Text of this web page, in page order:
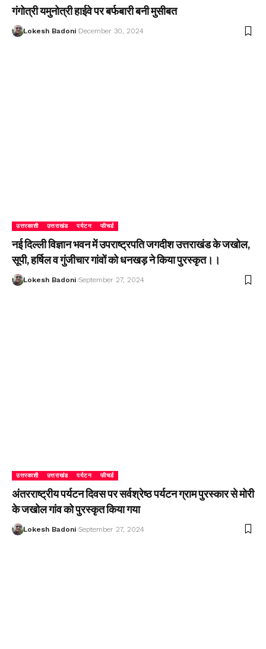
गंगोत्री यमुनोत्री हाईवे पर बर्फबारी बनी मुसीबत
Lokesh Badoni December 30, 2024
उत्तरकाशी उत्तराखंड पर्यटन फीचर्ड
नई दिल्ली विज्ञान भवन में उपराष्ट्रपति जगदीश उत्तराखंड के जखोल,
सूपी, हर्षिल व गुंजीचार गांवों को धनखड़ ने किया पुरस्कृत।।
Lokesh Badoni September 27, 2024
उत्तरकाशी उत्तराखंड पर्यटन फीचर्ड
अंतरराष्ट्रीय पर्यटन दिवस पर सर्वश्रेष्ठ पर्यटन ग्राम पुरस्कार से मोरी
के जखोल गांव को पुरस्कृत किया गया
Lokesh Badoni September 27, 2024